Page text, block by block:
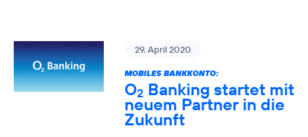
29. April 2020
MOBILES BANKKONTO:
O2 Banking startet mit
neuem Partner in die
Zukunft